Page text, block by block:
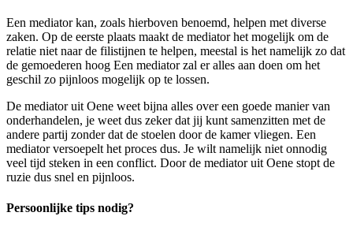
Een mediator kan, zoals hierboven benoemd, helpen met diverse
zaken. Op de eerste plaats maakt de mediator het mogelijk om de
relatie niet naar de filistijnen te helpen, meestal is het namelijk zo dat
de gemoederen hoog Een mediator zal er alles aan doen om het
geschil zo pijnloos mogelijk op te lossen.
De mediator uit Oene weet bijna alles over een goede manier van
onderhandelen, je weet dus zeker dat jij kunt samenzitten met de
andere partij zonder dat de stoelen door de kamer vliegen. Een
mediator versoepelt het proces dus. Je wilt namelijk niet onnodig
veel tijd steken in een conflict. Door de mediator uit Oene stopt de
ruzie dus snel en pijnloos.
Persoonlijke tips nodig?